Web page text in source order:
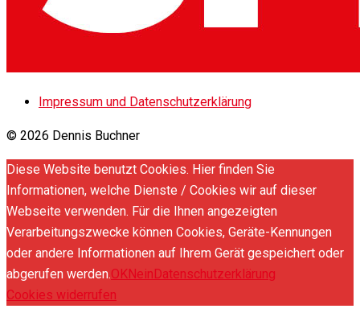
Impressum und Datenschutzerklärung
© 2026 Dennis Buchner
Diese Website benutzt Cookies. Hier finden Sie
Informationen, welche Dienste / Cookies wir auf dieser
Webseite verwenden. Für die Ihnen angezeigten
Verarbeitungszwecke können Cookies, Geräte-Kennungen
oder andere Informationen auf Ihrem Gerät gespeichert oder
abgerufen werden.OKNeinDatenschutzerklärung
Cookies widerrufen